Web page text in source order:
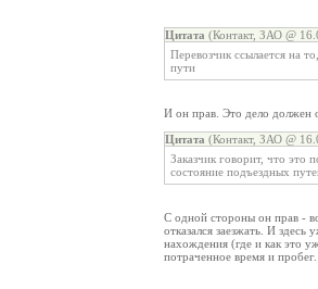
Цитата (Контакт, ЗАО @
Перевозчик ссылается на
пути
И он прав. Это дело должен
Цитата (Контакт, ЗАО @
Заказчик говорит, что это
состояние подъездных
С одной стороны он прав -
отказался заезжать. И
нахождения (где и как это
потраченное время и пробег.